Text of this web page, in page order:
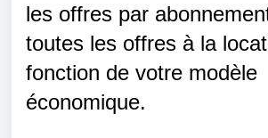
les offres par
toutes les offres à la
fonction de votre modèle
économique.